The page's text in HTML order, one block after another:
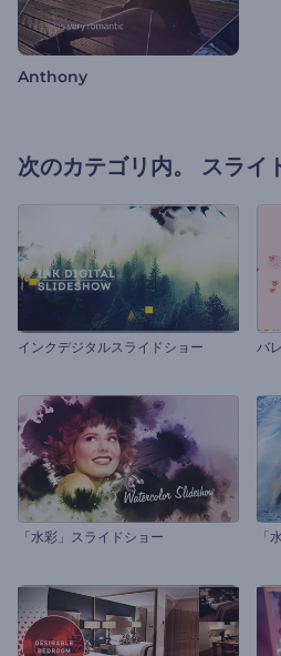
Anthony
次のカテゴリ内。 スライ
インクデジタルスライドショー バ
「水彩」スライドショー 「